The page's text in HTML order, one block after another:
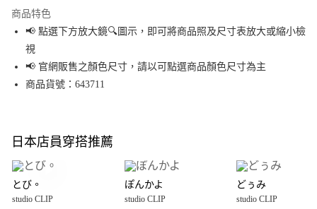
街口支付
悠遊付
Google Pay
大哥付你分期
相關說明
【大哥付你分期使用說明】
1.本服務由台灣大哥大提供，台灣大哥大用戶可立即使用無須另外申請。
2.付款方式選擇「大哥付你分期」，訂單成立後會自動跳轉到大哥付的交易
流程，驗證手機門號後，選擇欲分期的期數、繳款截止日，確認付款後即完
相關說明
商品特色
📢 點選下方放大鏡🔍圖示，即可將商品照及尺寸表放大或縮小檢
視
📢 官網販售之顏色尺寸，請以可點選商品顏色尺寸為主
商品貨號：643711
日本店員穿搭推薦
とび。
studio CLIP
ぽんかよ
studio CLIP
どぅみ
studio CLIP